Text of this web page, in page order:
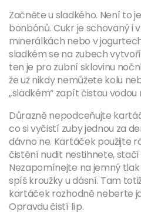
Začněte u sladkého. Není to
bonbónů. Cukr je schovaný i
minerálkách nebo v
sladkém se na zubech
ten je pro zubní sklovinu
že už nikdy nemůžete kolu
„sladkém“ zapít čistou
Důrazně nepodceňujte
co si vyčistí zuby jednou za
dávno ne. Kartáček použijte
čistění nudit nestihnete,
Nezapomínejte na jemný tlak
spíš kroužky u dásní. Tam
kartáček rozhodně neberte
Opravdu čistí líp.